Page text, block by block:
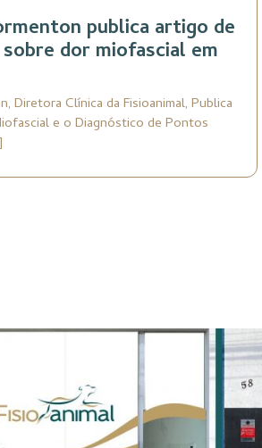
publica artigo de
dor miofascial em
Diretora Clínica da Fisioanimal, Publica
e o Diagnóstico de Pontos